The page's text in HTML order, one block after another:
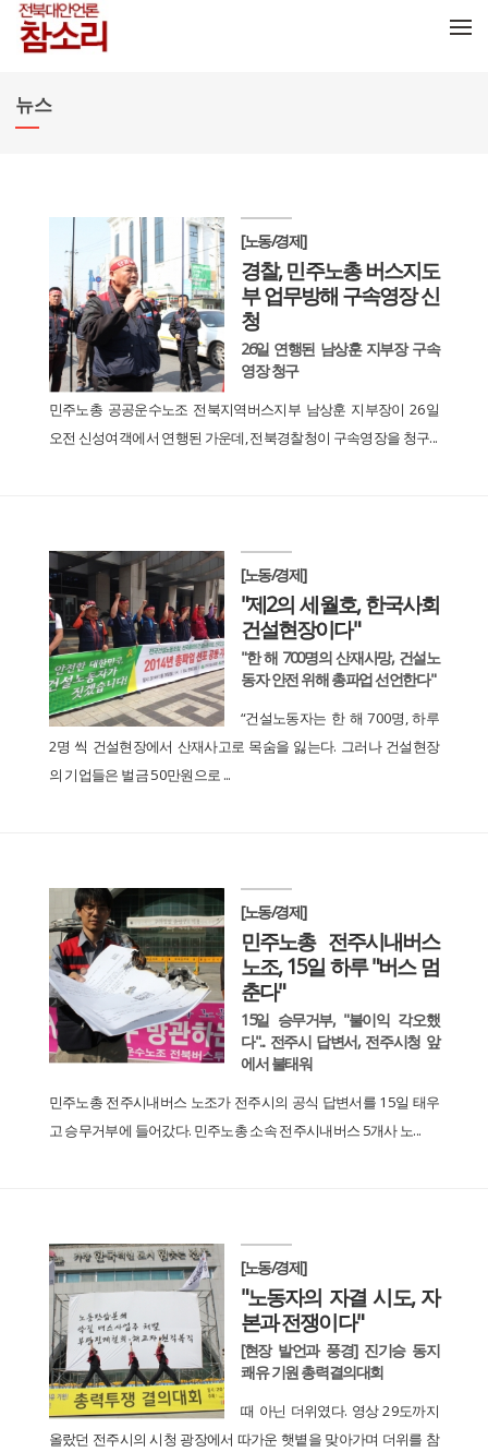
뉴스
[노동/경제]
경찰, 민주노총 버스지도
부 업무방해 구속영장 신
청
26일 연행된 남상훈 지부장 구속
영장 청구
민주노총 공공운수노조 전북지역버스지부 남상훈 지부장이 26일
오전 신성여객에서 연행된 가운데, 전북경찰청이 구속영장을 청구...
[노동/경제]
"제2의 세월호, 한국사회
건설현장이다"
"한 해 700명의 산재사망, 건설노
동자 안전 위해 총파업 선언한다"
“건설노동자는 한 해 700명, 하루
2명 씩 건설현장에서 산재사고로 목숨을 잃는다. 그러나 건설현장
의 기업들은 벌금 50만원으로 ...
[노동/경제]
민주노총 전주시내버스
노조, 15일 하루 "버스 멈
춘다"
15일 승무거부, "불이익 각오했
다"... 전주시 답변서, 전주시청 앞
에서 불태워
민주노총 전주시내버스 노조가 전주시의 공식 답변서를 15일 태우
고 승무거부에 들어갔다. 민주노총 소속 전주시내버스 5개사 노...
[노동/경제]
"노동자의 자결 시도, 자
본과 전쟁이다"
[현장 발언과 풍경] 진기승 동지
쾌유 기원 총력결의대회
때 아닌 더위였다. 영상 29도까지
올랐던 전주시의 시청 광장에서 따가운 햇볕을 맞아가며 더위를 참